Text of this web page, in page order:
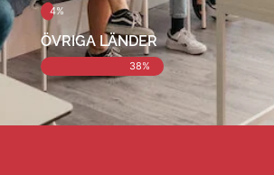
4%
ÖVRIGA LÄNDER
38%